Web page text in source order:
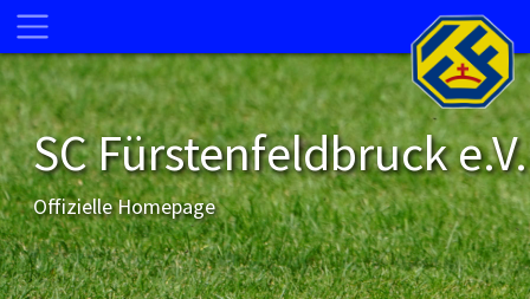
SC Fürstenfeldbruck e.V.
Offizielle Homepage